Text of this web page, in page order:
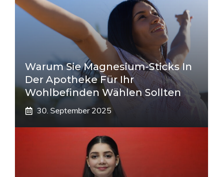
Warum Sie Magnesium-Sticks In
Der Apotheke Für Ihr
Wohlbefinden Wählen Sollten
30. September 2025